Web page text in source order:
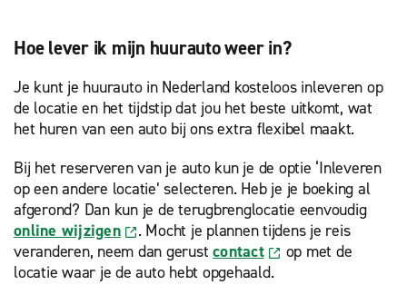
Hoe lever ik mijn huurauto weer in?
Je kunt je huurauto in Nederland kosteloos inleveren op
de locatie en het tijdstip dat jou het beste uitkomt, wat
het huren van een auto bij ons extra flexibel maakt.
Bij het reserveren van je auto kun je de optie ‘Inleveren
op een andere locatie’ selecteren. Heb je je boeking al
afgerond? Dan kun je de terugbrenglocatie eenvoudig
online wijzigen
. Mocht je plannen tijdens je reis
veranderen, neem dan gerust contact
op met de
locatie waar je de auto hebt opgehaald.